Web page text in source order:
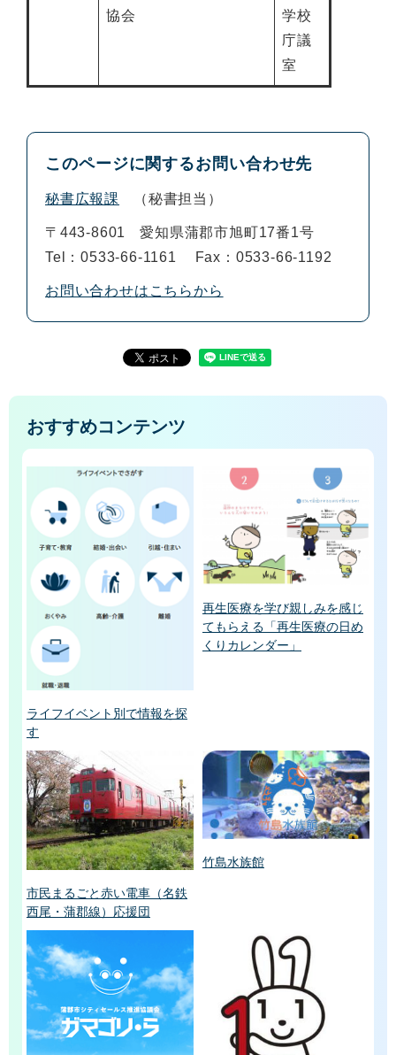
協会
学校
庁議
室
このページに関するお問い合わせ先
秘書広報課 秘書担当
〒443-8601
愛知県蒲郡市旭町17番1号
Tel：0533-66-1161
Fax：0533-66-1192
お問い合わせはこちらから
おすすめコンテンツ
ライフイベント別で情報を探
す
再生医療を学び親しみを感じ
てもらえる「再生医療の日め
くりカレンダー」
市民まるごと赤い電車（名鉄
西尾・蒲郡線）応援団
竹島水族館